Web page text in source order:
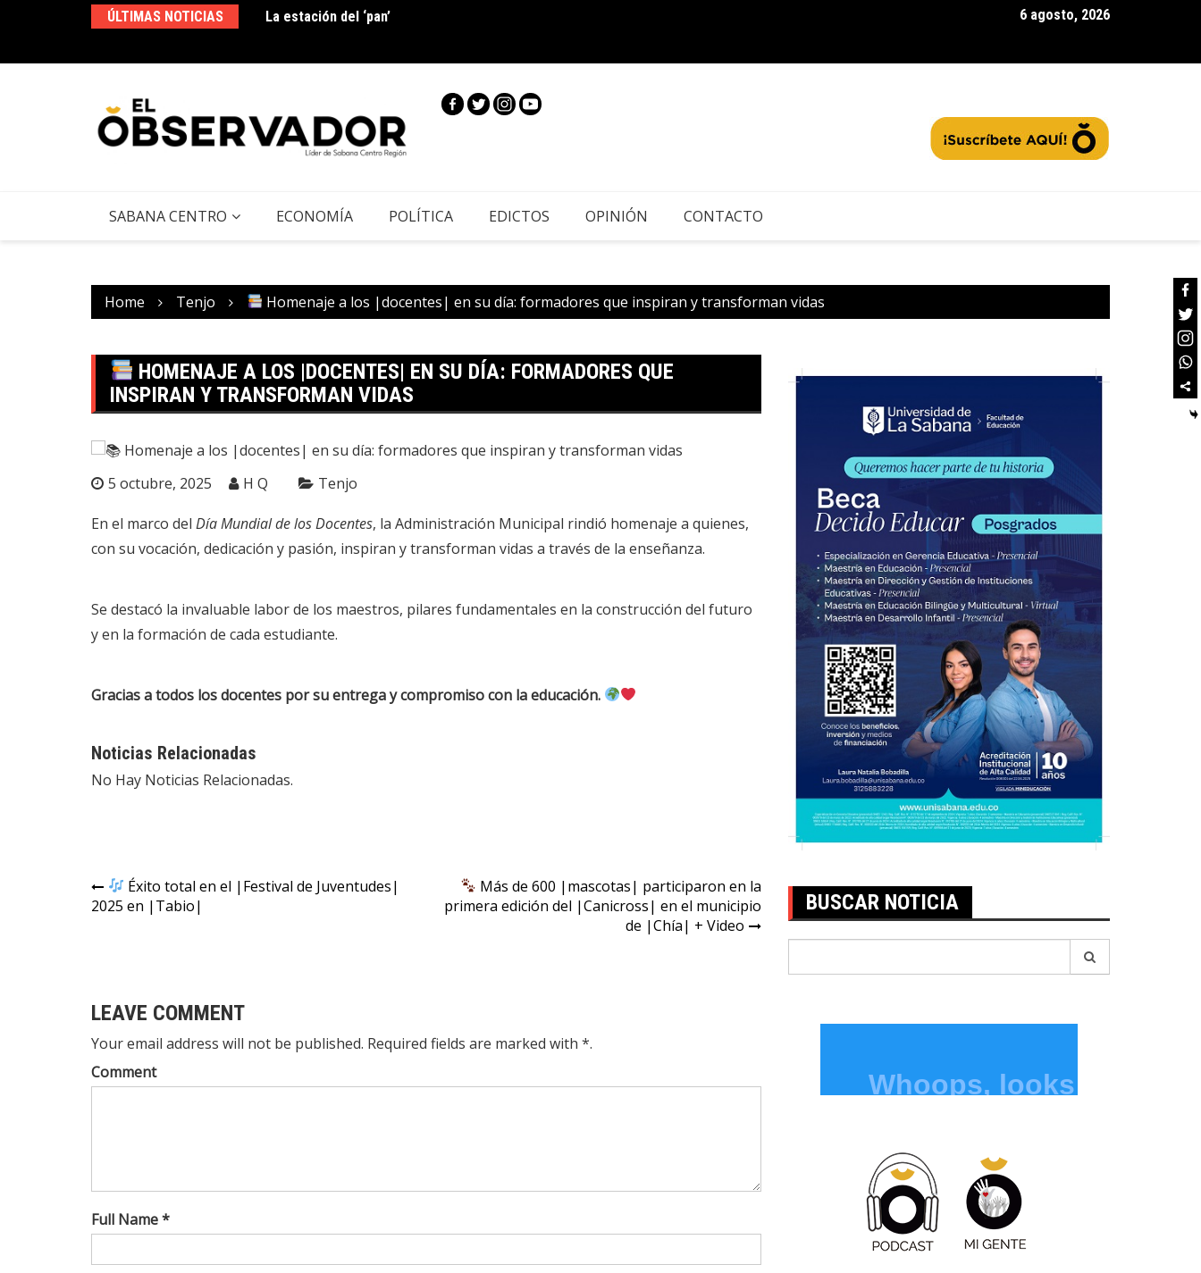
ÚLTIMAS NOTICIAS
en |Gestión Integral del Riesgo|: ¿Cómo
emergencias en el departamento?
La estación del ‘pan’
Cierra la segunda convocatoria de |Agua Vida Rural| con 97
6 agosto, 2026
SABANA CENTRO ECONOMÍA POLÍTICA EDICTOS OPINIÓN CONTACTO
Home Tenjo Homenaje a los |docentes| en su día: formadores que inspiran y transforman vidas
HOMENAJE A LOS |DOCENTES| EN SU DÍA: FORMADORES QUE
INSPIRAN Y TRANSFORMAN VIDAS
5 octubre, 2025 H Q Tenjo
En el marco del Día Mundial de los Docentes, la Administración Municipal rindió homenaje a quienes,
con su vocación, dedicación y pasión, inspiran y transforman vidas a través de la enseñanza.
Se destacó la invaluable labor de los maestros, pilares fundamentales en la construcción del futuro
y en la formación de cada estudiante.
Gracias a todos los docentes por su entrega y compromiso con la educación.
Noticias Relacionadas
No Hay Noticias Relacionadas.
Éxito total en el |Festival de Juventudes|
2025 en |Tabio|
Más de 600 |mascotas| participaron en la
primera edición del |Canicross| en el municipio
de |Chía| + Video
LEAVE COMMENT
Your email address will not be published. Required fields are marked with *.
Comment
Full Name *
BUSCAR NOTICIA